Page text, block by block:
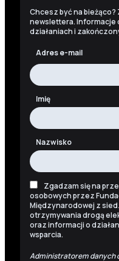
Chcesz być na
newslettera. Informacje
działaniach i
Adres e-mail
Imię
Nazwisko
Zgadzam się na
osobowych przez
Międzynarodowej z
otrzymywania drogą
oraz informacji o
wsparcia.
Administratorem danych